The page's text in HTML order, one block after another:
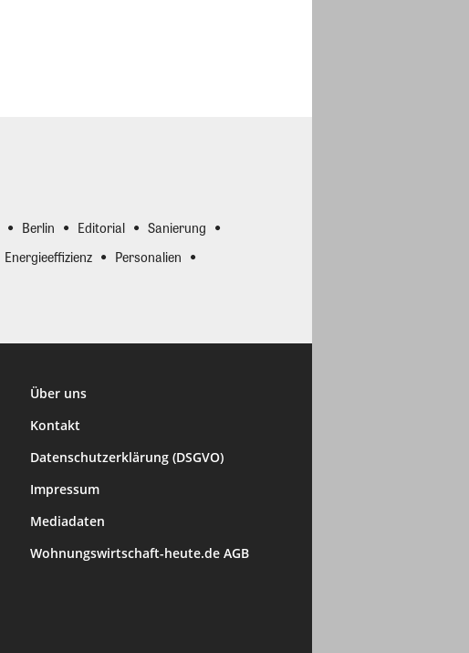
Berlin Editorial
Sanierung
Energieeffizienz
Personalien
Über uns
Kontakt
Datenschutzerklärung (DSGVO)
Impressum
Mediadaten
Wohnungswirtschaft-heute.de AGB